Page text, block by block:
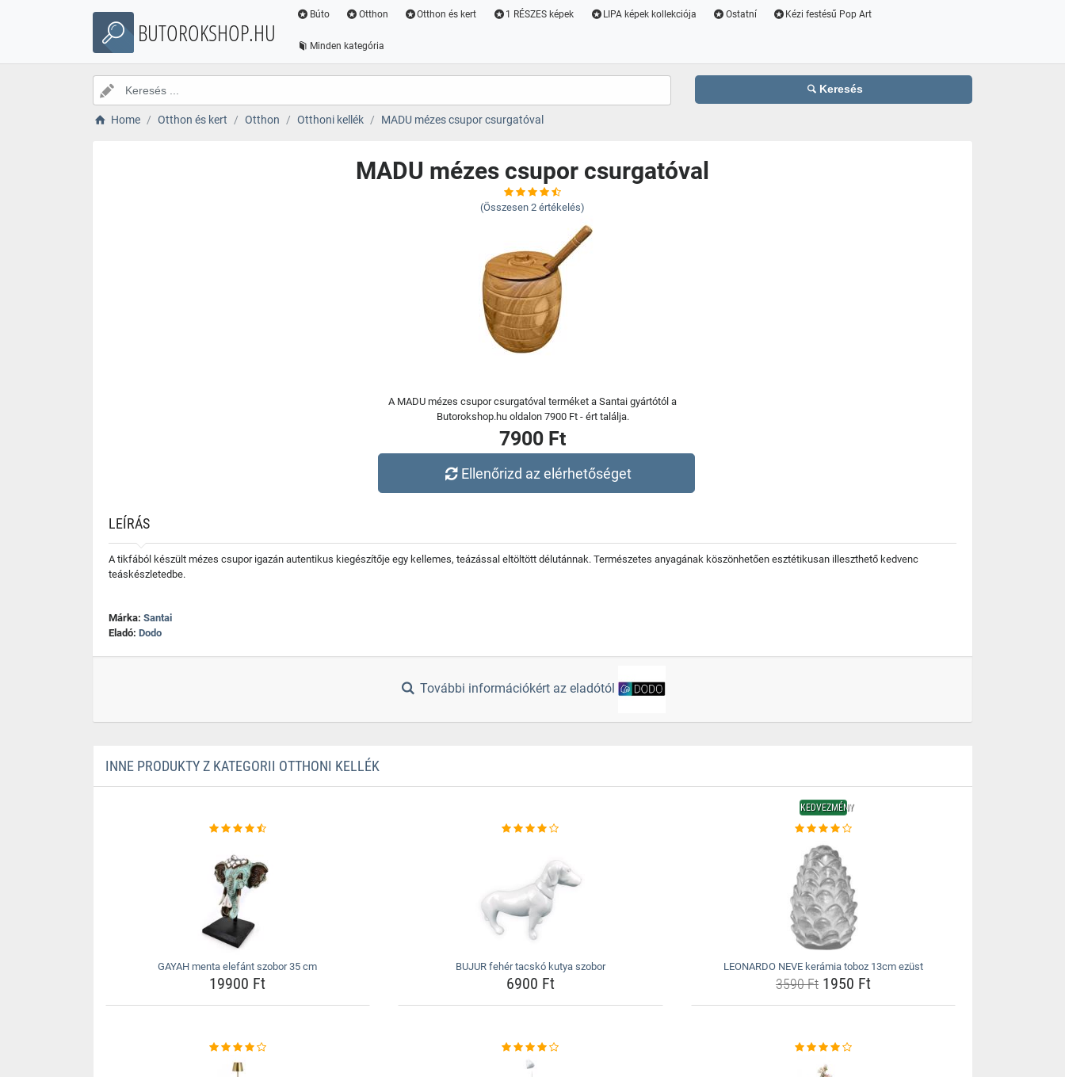
BUTOROKSHOP.HU
Búto Otthon Otthon és kert 1 RÉSZES képek LIPA képek kollekciója Ostatní Kézi festésű Pop Art
Minden kategória
Keresés
Home Otthon és kert Otthon Otthoni kellék MADU mézes csupor csurgatóval
MADU mézes csupor csurgatóval
(Összesen 2 értékelés)
A MADU mézes csupor csurgatóval terméket a Santai gyártótól a
Butorokshop.hu oldalon 7900 Ft - ért találja.
7900 Ft
Ellenőrizd az elérhetőséget
LEÍRÁS
A tikfából készült mézes csupor igazán autentikus kiegészítője egy kellemes, teázással eltöltött délutánnak. Természetes anyagának köszönhetően esztétikusan illeszthető kedvenc
teáskészletedbe.
Márka: Santai
Eladó: Dodo
További információkért az eladótól
INNE PRODUKTY Z KATEGORII OTTHONI KELLÉK
GAYAH menta elefánt szobor 35 cm
19900 Ft
BUJUR fehér tacskó kutya szobor
6900 Ft
KEDVEZMÉNY
LEONARDO NEVE kerámia toboz 13cm ezüst
3590 Ft 1950 Ft